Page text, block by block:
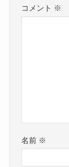
コメント ※
名前 ※